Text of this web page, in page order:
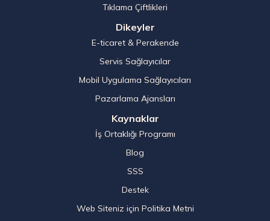
Tıklama Çiftlikleri
Dikeyler
E-ticaret & Perakende
Servis Sağlayıcılar
Mobil Uygulama Sağlayıcıları
Pazarlama Ajansları
Kaynaklar
İş Ortaklığı Programı
Blog
SSS
Destek
Web Siteniz için Politika Metni